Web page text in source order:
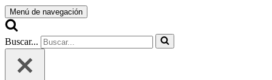
Menú de navegación
Buscar...